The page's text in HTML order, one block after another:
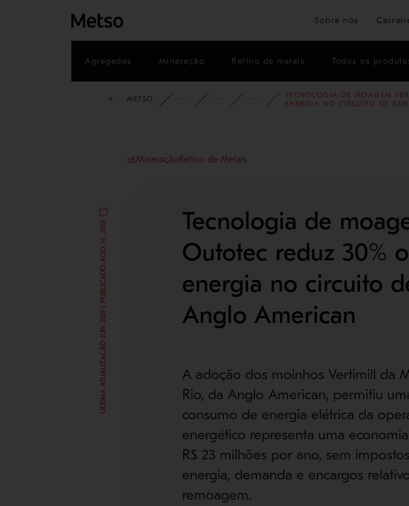
Ir para o
Sobre nós
Agregados Mineração Refino de metais Todos os
METSO INSIGHTSHISTÓRIAS DE SUCESSO
HISTÓRIAS DE SUCESSO NA
TECNOLOGIA DE MOAGEM
ENERGIA NO CIRCUITO DE
MineraçãoRefino de Metais
ÚLTIMA ATUALIZAÇÃO JUN 2021 | PUBLICADO AGO 14, 2015
Tecnologia de
Outotec reduz 30%
energia no circuito
Anglo American
A adoção dos moinhos Vertimill da
Rio, da Anglo American, permitiu
consumo de energia elétrica da
energético representa uma
R$ 23 milhões por ano, sem
energia, demanda e encargos
remoagem.